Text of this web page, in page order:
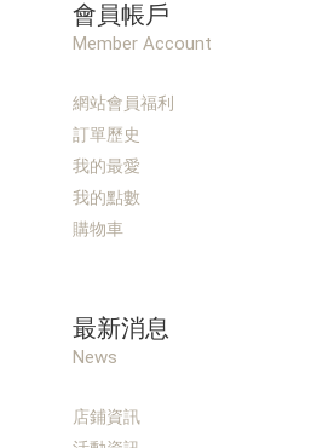
會員帳戶
Member Account
網站會員福利
訂單歷史
我的最愛
我的點數
購物車
最新消息
News
店鋪資訊